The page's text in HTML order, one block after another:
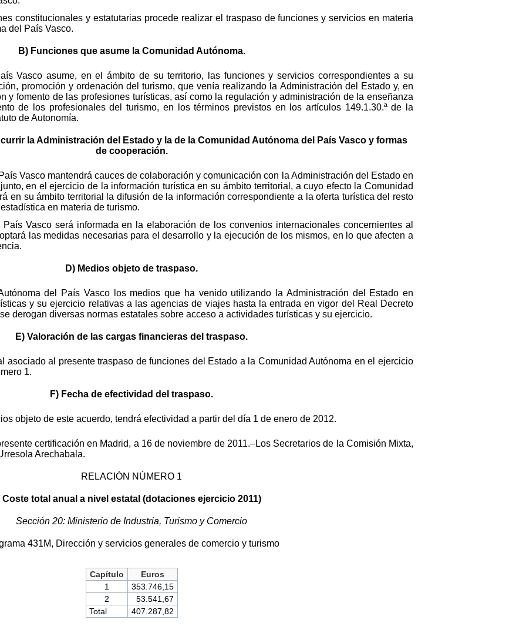
constitucionales y estatutarias procede realizar el traspaso de funciones y servicios en materia
del País Vasco.
B) Funciones que asume la Comunidad Autónoma.
Vasco asume, en el ámbito de su territorio, las funciones y servicios correspondientes a su
promoción y ordenación del turismo, que venía realizando la Administración del Estado y, en
y fomento de las profesiones turísticas, así como la regulación y administración de la enseñanza
de los profesionales del turismo, en los términos previstos en los artículos 149.1.30.ª de la
de Autonomía.
la Administración del Estado y la de la Comunidad Autónoma del País Vasco y formas
de cooperación.
Vasco mantendrá cauces de colaboración y comunicación con la Administración del Estado en
en el ejercicio de la información turística en su ámbito territorial, a cuyo efecto la Comunidad
en su ámbito territorial la difusión de la información correspondiente a la oferta turística del resto
en materia de turismo.
Vasco será informada en la elaboración de los convenios internacionales concernientes al
las medidas necesarias para el desarrollo y la ejecución de los mismos, en lo que afecten a
D) Medios objeto de traspaso.
del País Vasco los medios que ha venido utilizando la Administración del Estado en
y su ejercicio relativas a las agencias de viajes hasta la entrada en vigor del Real Decreto
derogan diversas normas estatales sobre acceso a actividades turísticas y su ejercicio.
E) Valoración de las cargas financieras del traspaso.
asociado al presente traspaso de funciones del Estado a la Comunidad Autónoma en el ejercicio
1.
F) Fecha de efectividad del traspaso.
objeto de este acuerdo, tendrá efectividad a partir del día 1 de enero de 2012.
certificación en Madrid, a 16 de noviembre de 2011.–Los Secretarios de la Comisión Mixta,
Arechabala.
RELACIÓN NÚMERO 1
Coste total anual a nivel estatal (dotaciones ejercicio 2011)
Sección 20: Ministerio de Industria, Turismo y Comercio
431M, Dirección y servicios generales de comercio y turismo
Capítulo
Euros
1
353.746,15
2
53.541,67
Total
407.287,82